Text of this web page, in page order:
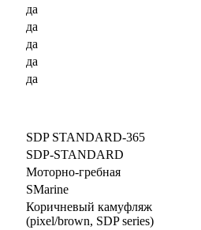
да
да
да
да
да
SDP STANDARD-365
SDP-STANDARD
Моторно-гребная
SMarine
Коричневый камуфляж
(pixel/brown, SDP series)